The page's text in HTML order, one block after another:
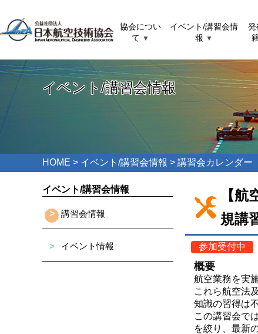
協会につい
て ▼
イベント/講習会情
報 ▼
発
イベント/講習会情報
HOME > イベント/講習会情報 > 講習会カレンダー
イベント/講習会情報
> 講習会情報
> イベント情報
【
規講
参加受付中
概要
航空業務を実
これら航空法
知識の習得は
この講習会で
を絞り、最新